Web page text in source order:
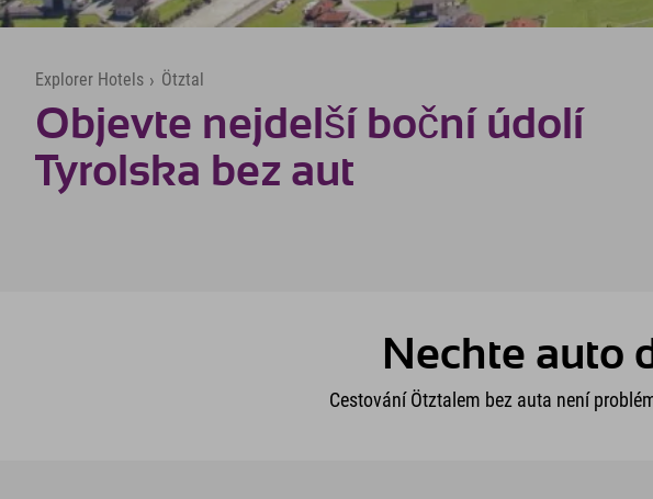
Explorer Hotels › Ötztal
Objevte nejdelší boční údolí
Tyrolska bez aut
Nechte auto
Cestování Ötztalem bez auta není